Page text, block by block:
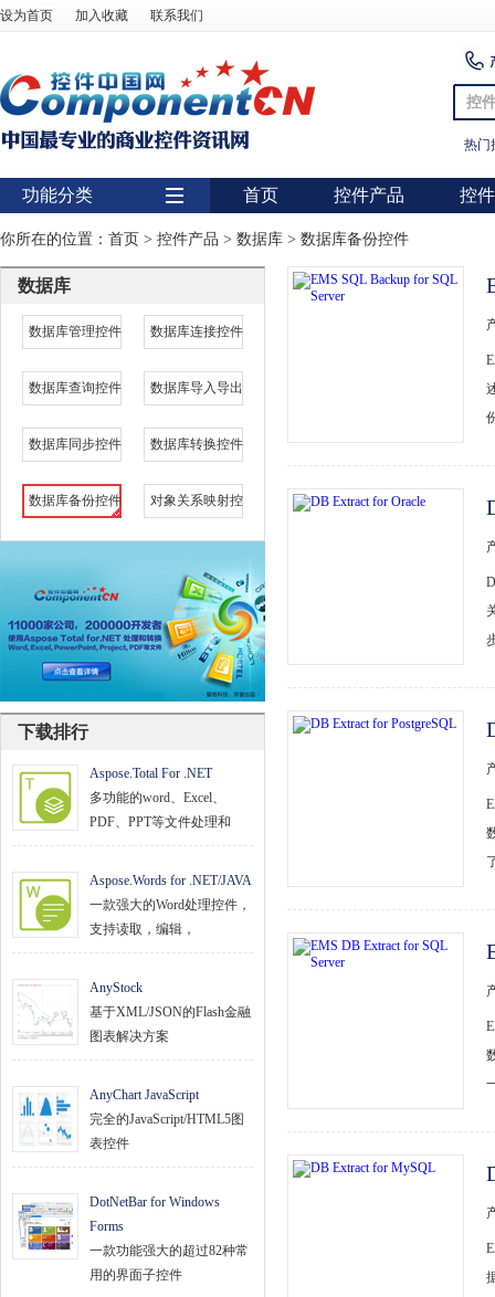
设为首页 加入收藏 联系我们
控
热门
功能分类
用户界面
报表
图表
扫描识别
数据库
条形码
项目管理与业务逻辑
网络通讯
程序安全
开发测试与优化
智能设备开发
首页 控件产品 控
你所在的位置： 首页 > 控件产品 > 数据库 > 数据库备份控件
数据库
数据库管理控件 数据库连接控件
数据库查询控件 数据库导入导出
数据库同步控件 数据库转换控件
数据库备份控件 对象关系映射控
下载排行
Aspose.Total For .NET
多功能的word、Excel、
PDF、PPT等文件处理和
Aspose.Words for .NET/JAVA
一款强大的Word处理控件，
支持读取，编辑，
AnyStock
基于XML/JSON的Flash金融
图表解决方案
AnyChart JavaScript
完全的JavaScript/HTML5图
表控件
DotNetBar for Windows
Forms
一款功能强大的超过82种常
用的界面子控件